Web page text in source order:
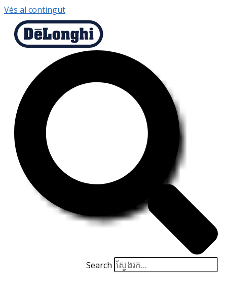
Vés al contingut
Search